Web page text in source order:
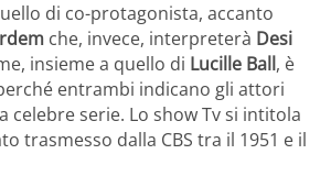
di co-protagonista, accanto
che, invece, interpreterà Desi
insieme a quello di Lucille Ball, è
entrambi indicano gli attori
celebre serie. Lo show Tv si intitola
trasmesso dalla CBS tra il 1951 e il